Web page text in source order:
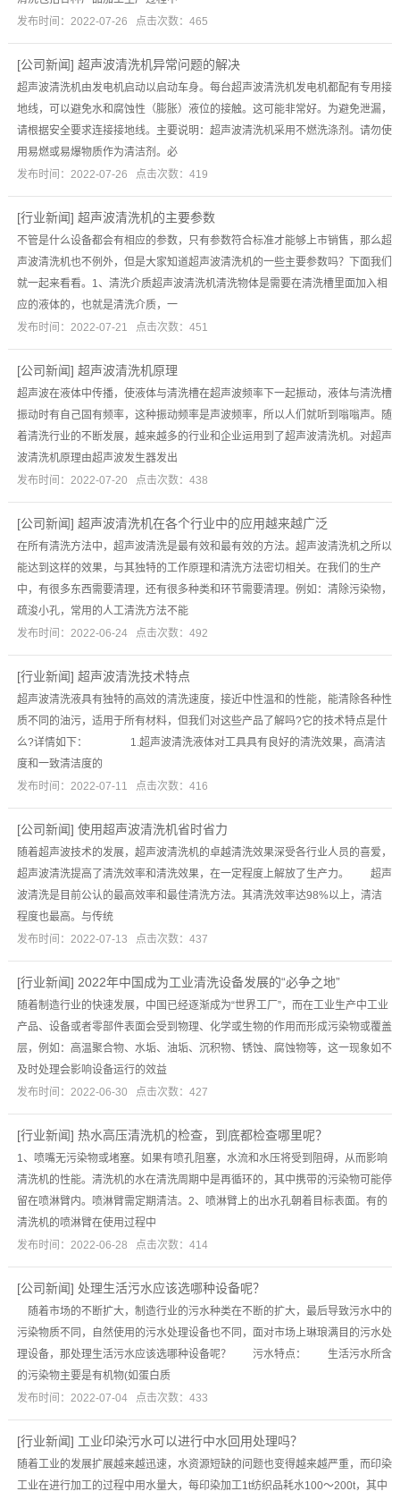
发布时间：2022-07-26 点击次数：465
[公司新闻] 超声波清洗机异常问题的解决
超声波清洗机由发电机启动以启动车身。每台超声波清洗机发电机都配有专用接
地线，可以避免水和腐蚀性（膨胀）液位的接触。这可能非常好。为避免泄漏，
请根据安全要求连接接地线。主要说明：超声波清洗机采用不燃洗涤剂。请勿使
用易燃或易爆物质作为清洁剂。必
发布时间：2022-07-26 点击次数：419
[行业新闻] 超声波清洗机的主要参数
不管是什么设备都会有相应的参数，只有参数符合标准才能够上市销售，那么超
声波清洗机也不例外，但是大家知道超声波清洗机的一些主要参数吗？下面我们
就一起来看看。1、清洗介质超声波清洗机清洗物体是需要在清洗槽里面加入相
应的液体的，也就是清洗介质，一
发布时间：2022-07-21 点击次数：451
[公司新闻] 超声波清洗机原理
超声波在液体中传播，使液体与清洗槽在超声波频率下一起振动，液体与清洗槽
振动时有自己固有频率，这种振动频率是声波频率，所以人们就听到嗡嗡声。随
着清洗行业的不断发展，越来越多的行业和企业运用到了超声波清洗机。对超声
波清洗机原理由超声波发生器发出
发布时间：2022-07-20 点击次数：438
[公司新闻] 超声波清洗机在各个行业中的应用越来越广泛
在所有清洗方法中，超声波清洗是最有效和最有效的方法。超声波清洗机之所以
能达到这样的效果，与其独特的工作原理和清洗方法密切相关。在我们的生产
中，有很多东西需要清理，还有很多种类和环节需要清理。例如：清除污染物，
疏浚小孔，常用的人工清洗方法不能
发布时间：2022-06-24 点击次数：492
[行业新闻] 超声波清洗技术特点
超声波清洗液具有独特的高效的清洗速度，接近中性温和的性能，能清除各种性
质不同的油污，适用于所有材料，但我们对这些产品了解吗?它的技术特点是什
么?详情如下： 1.超声波清洗液体对工具具有良好的清洗效果，高清洁
度和一致清洁度的
发布时间：2022-07-11 点击次数：416
[公司新闻] 使用超声波清洗机省时省力
随着超声波技术的发展，超声波清洗机的卓越清洗效果深受各行业人员的喜爱，
超声波清洗提高了清洗效率和清洗效果，在一定程度上解放了生产力。 超声
波清洗是目前公认的最高效率和最佳清洗方法。其清洗效率达98%以上，清洁
程度也最高。与传统
发布时间：2022-07-13 点击次数：437
[行业新闻] 2022年中国成为工业清洗设备发展的“必争之地”
随着制造行业的快速发展，中国已经逐渐成为“世界工厂”，而在工业生产中工业
产品、设备或者零部件表面会受到物理、化学或生物的作用而形成污染物或覆盖
层，例如：高温聚合物、水垢、油垢、沉积物、锈蚀、腐蚀物等，这一现象如不
及时处理会影响设备运行的效益
发布时间：2022-06-30 点击次数：427
[行业新闻] 热水高压清洗机的检查，到底都检查哪里呢？
1、喷嘴无污染物或堵塞。如果有喷孔阻塞，水流和水压将受到阻碍，从而影响
清洗机的性能。清洗机的水在清洗周期中是再循环的，其中携带的污染物可能停
留在喷淋臂内。喷淋臂需定期清洁。2、喷淋臂上的出水孔朝着目标表面。有的
清洗机的喷淋臂在使用过程中
发布时间：2022-06-28 点击次数：414
[公司新闻] 处理生活污水应该选哪种设备呢？
随着市场的不断扩大，制造行业的污水种类在不断的扩大，最后导致污水中的
污染物质不同，自然使用的污水处理设备也不同，面对市场上琳琅满目的污水处
理设备，那处理生活污水应该选哪种设备呢？ 污水特点： 生活污水所含
的污染物主要是有机物(如蛋白质
发布时间：2022-07-04 点击次数：433
[行业新闻] 工业印染污水可以进行中水回用处理吗？
随着工业的发展扩展越来越迅速，水资源短缺的问题也变得越来越严重，而印染
工业在进行加工的过程中用水量大，每印染加工1t纺织品耗水100～200t，其中